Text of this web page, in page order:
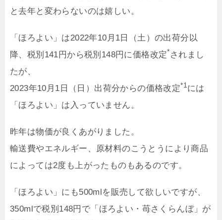
と去年と変わらないのは嬉しい。
「ほろよい」は2022年10月1日（土）の出荷分以
降、税別141円から税別148円に価格改定*されまし
たが、
2023年10月1日（日）出荷分からの価格改定*1 には
「ほろよい」は入っていません。
昨年は物価が良くあがりました。
輸送費やエネルギー、原材料のこうとうにより商品
によっては2度も上がったものもあるのです。
「ほろよい」にも500mlを販売して欲しいですが、
350mlで税別148円で「ほろよい・苺さくらんぼ」が